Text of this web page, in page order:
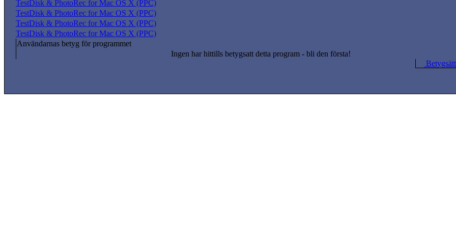
TestDisk & PhotoRec for Mac OS X (PPC)
TestDisk & PhotoRec for Mac OS X (PPC)
TestDisk & PhotoRec for Mac OS X (PPC)
TestDisk & PhotoRec for Mac OS X (PPC)
Användarnas betyg för programmet
Ingen har hittills betygsatt detta program - bli den första!